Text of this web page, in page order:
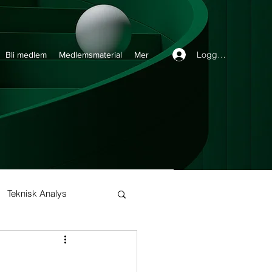
Teknisk Analys
Buy and Hold
Bli medlem Medlemsmaterial Mer Logga in